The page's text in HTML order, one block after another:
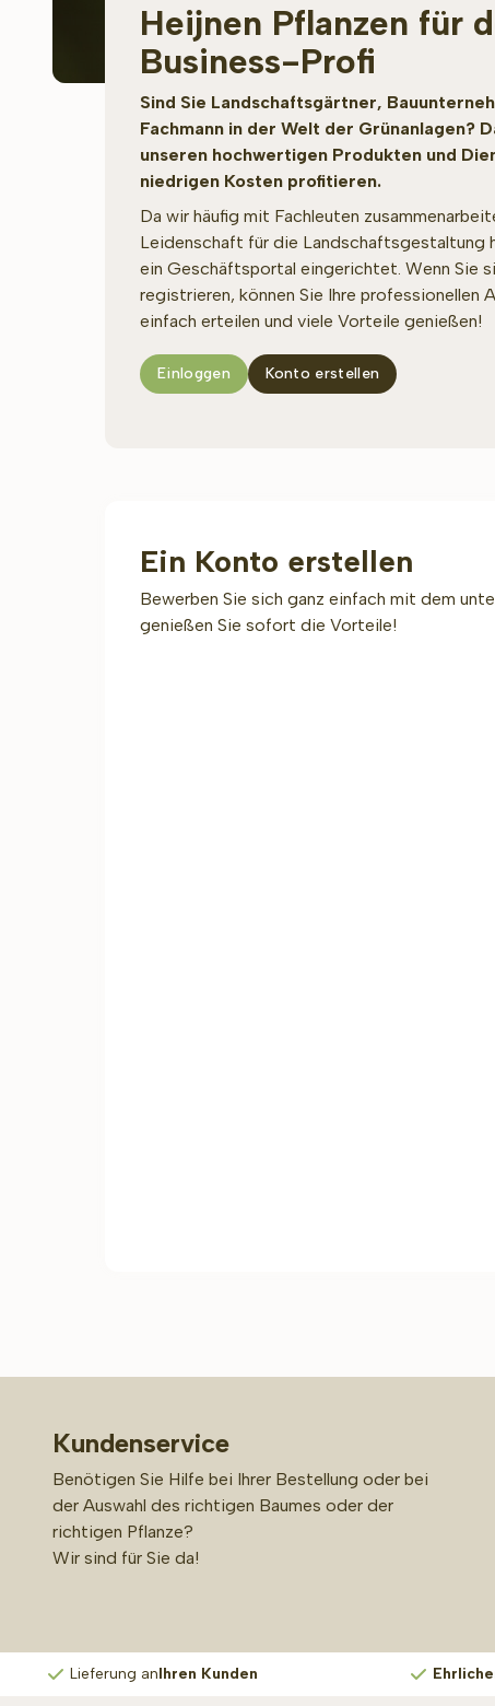
Heijnen Pflanzen für
Business-Profi
Sind Sie Landschaftsgärtner,
Fachmann in der Welt der Grünanlagen?
unseren hochwertigen Produkten und
niedrigen Kosten profitieren.
Da wir häufig mit Fachleuten
Leidenschaft für die Landschaftsgestaltung
ein Geschäftsportal eingerichtet. Wenn Sie
registrieren, können Sie Ihre professionellen
einfach erteilen und viele Vorteile genießen!
Einloggen Konto erstellen
Ein Konto erstellen
Bewerben Sie sich ganz einfach mit dem
genießen Sie sofort die Vorteile!
Kundenservice
Benötigen Sie Hilfe bei Ihrer Bestellung oder bei
der Auswahl des richtigen Baumes oder der
richtigen Pflanze?
Wir sind für Sie da!
Lieferung anIhren Kunden